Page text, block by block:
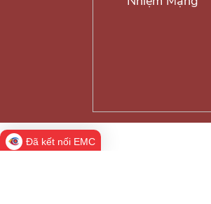
Đã kết nối EMC